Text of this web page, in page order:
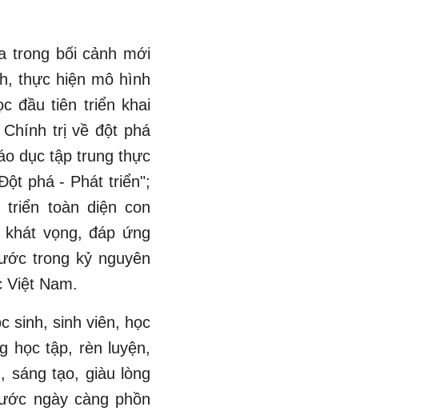
trong bối cảnh mới
thực hiện mô hình
đầu tiên triển khai
trị về đột phá
dục tập trung thực
phá - Phát triển";
toàn diện con
vọng, đáp ứng
trong kỷ nguyên
Việt Nam.
sinh, sinh viên, học
học tập, rèn luyện,
sáng tạo, giàu lòng
ngày càng phồn